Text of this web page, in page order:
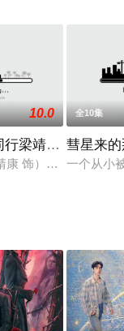
身上显露的运动天
10.0
行梁靖康定制版
康 饰）患有自闭症
全10集
彗星来
一个从小